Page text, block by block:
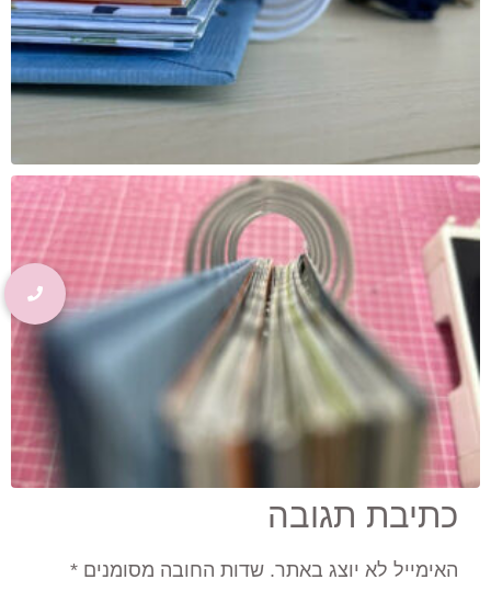
כתיבת תגובה
האימייל לא יוצג באתר. שדות החובה מסומנים *